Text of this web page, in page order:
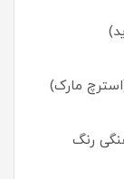
مارک)
رنگ